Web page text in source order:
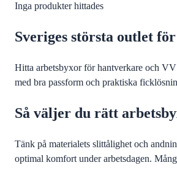
Inga produkter hittades
Sveriges största outlet
Hitta arbetsbyxor för hantverkare och
med bra passform och praktiska
Så väljer du rätt
Tänk på materialets slittålighet och
optimal komfort under arbetsdagen.